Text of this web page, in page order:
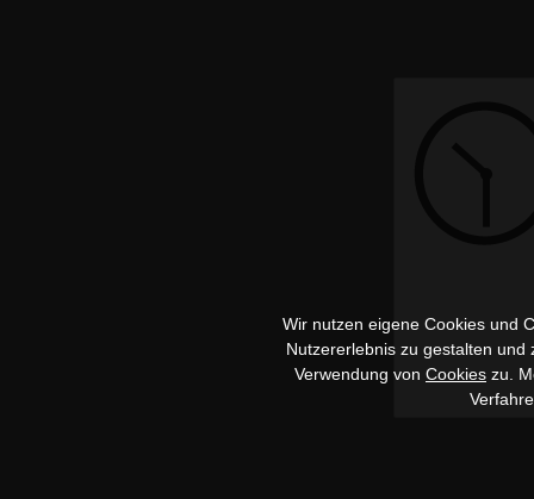
Wir nutzen eigene Cookies und
Nutzererlebnis zu gestalten
Verwendung von Cookies zu.